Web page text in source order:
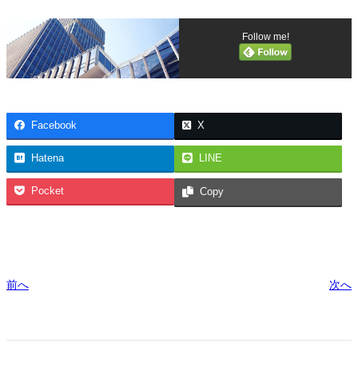
Follow me!
Facebook X
Hatena LINE
Pocket Copy
前へ 次へ